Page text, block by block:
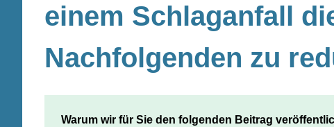
einem Schlaganfall
Nachfolgenden zu
Warum wir für Sie den folgenden Beitrag